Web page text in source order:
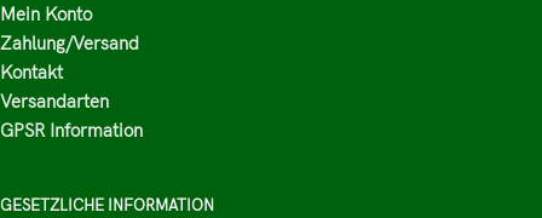
Mein Konto
Zahlung/Versand
Kontakt
Versandarten
GPSR Information
GESETZLICHE INFORMATION